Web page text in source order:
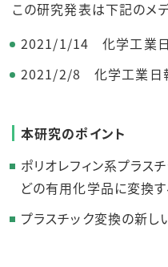
この研究発表は下記のメ
2021/1/14 化学工業
2021/2/8 化学工業日
本研究のポイント
ポリオレフィン系プラス
どの有用化学品に変換
プラスチック変換の新し